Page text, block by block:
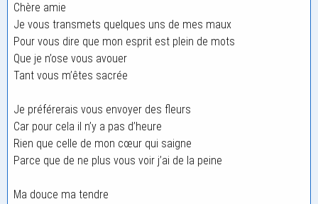
Chère amie
Je vous transmets quelques uns de mes maux
Pour vous dire que mon esprit est plein de mots
Que je n’ose vous avouer
Tant vous m’êtes sacrée
Je préférerais vous envoyer des fleurs
Car pour cela il n’y a pas d’heure
Rien que celle de mon cœur qui saigne
Parce que de ne plus vous voir j’ai de la peine
Ma douce ma tendre